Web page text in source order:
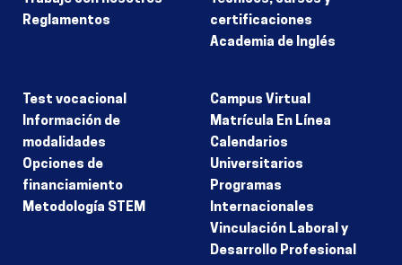
Reglamentos
certificaciones
Academia de Inglés
Test vocacional
Información de
modalidades
Opciones de
financiamiento
Metodología STEM
Campus Virtual
Matrícula En Línea
Calendarios
Universitarios
Programas
Internacionales
Vinculación Laboral y
Desarrollo Profesional